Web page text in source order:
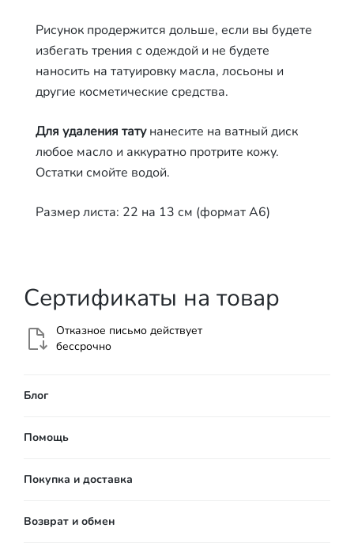
Рисунок продержится дольше, если вы будете
избегать трения с одеждой и не будете
наносить на татуировку масла, лосьоны и
другие косметические средства.
Для удаления татунанесите на ватный диск
любое масло и аккуратно протрите кожу.
Остатки смойте водой.
Размер листа: 22 на 13 см (формат А6)
Сертификаты на товар
Отказное письмо действует
бессрочно
Блог
Помощь
Покупка и доставка
Возврат и обмен